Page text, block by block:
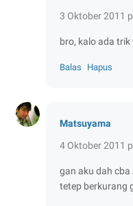
3 Oktober 2011
bro, kalo ada
Balas Hapus
Matsuyama
4 Oktober 2011
gan aku dah
tetep berkurang